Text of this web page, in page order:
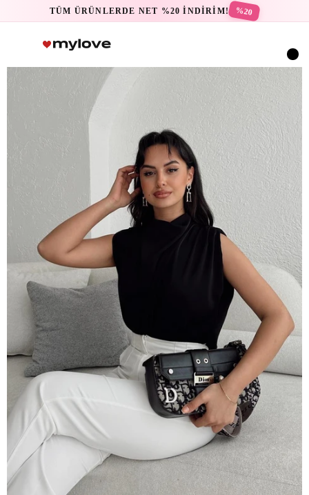
TÜM ÜRÜNLERDE NET %20 İNDİRİM! %20